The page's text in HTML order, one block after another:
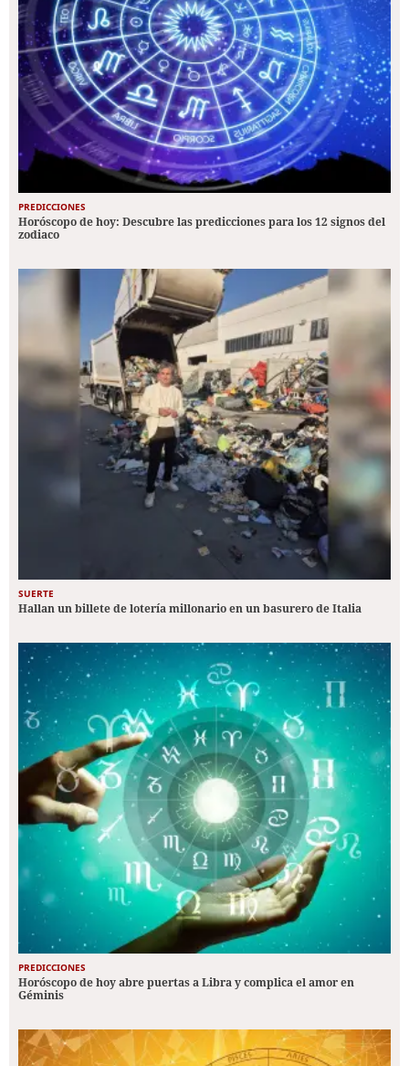
PREDICCIONES
Horóscopo de hoy: Descubre las predicciones para los 12 signos del
zodiaco
SUERTE
Hallan un billete de lotería millonario en un basurero de Italia
PREDICCIONES
Horóscopo de hoy abre puertas a Libra y complica el amor en
Géminis